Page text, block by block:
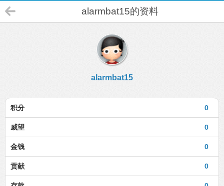
alarmbat15的资料
alarmbat15
0
积分
0
威望
0
金钱
0
贡献